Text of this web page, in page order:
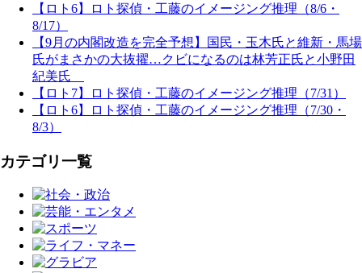
【ロト6】ロト探偵・工藤のイメージング推理（8/6・
8/17）
【9月の内閣改造を完全予想】国民・玉木氏と維新・馬場
氏がまさかの大抜擢…クビになるのは林芳正氏と小野田
紀美氏
【ロト7】ロト探偵・工藤のイメージング推理（7/31）
【ロト6】ロト探偵・工藤のイメージング推理（7/30・
8/3）
カテゴリ一覧